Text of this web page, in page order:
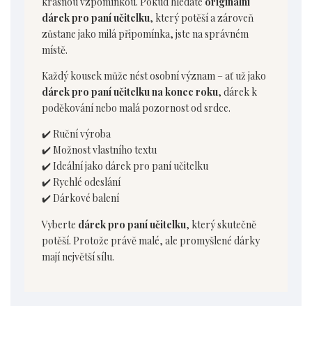
dárek pro paní učitelku, který potěší a zároveň
zůstane jako milá připomínka, jste na správném
místě.
Každý kousek může nést osobní význam – ať už jako
dárek pro paní učitelku na konec roku, dárek k
poděkování nebo malá pozornost od srdce.
✔️ Ruční výroba
✔️ Možnost vlastního textu
✔️ Ideální jako dárek pro paní učitelku
✔️ Rychlé odeslání
✔️ Dárkové balení
Vyberte dárek pro paní učitelku, který skutečně
potěší. Protože právě malé, ale promyšlené dárky
mají největší sílu.